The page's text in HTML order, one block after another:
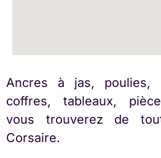
Ancres à jas, poulies,
coffres, tableaux,
vous trouverez de
Corsaire.